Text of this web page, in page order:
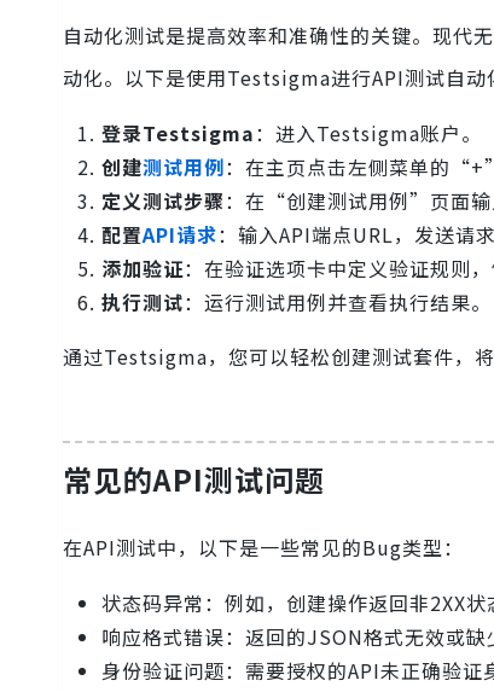
自动化测试是提高效率和准确性的关键。现代
动化。以下是使用Testsigma进行API测试自动
登录Testsigma：进入Testsigma账户。
创建测试用例：在主页点击左侧菜单的
定义测试步骤：在“创建测试用例”页面
配置API请求：输入API端点URL，发送请
添加验证：在验证选项卡中定义验证规则，
执行测试：运行测试用例并查看执行结果。
通过Testsigma，您可以轻松创建测试套件，
常见的API测试问题
在API测试中，以下是一些常见的Bug类型：
状态码异常：例如，创建操作返回非2XX状
响应格式错误：返回的JSON格式无效或缺
身份验证问题：需要授权的API未正确验证